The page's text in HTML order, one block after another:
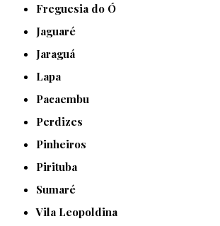
Freguesia do Ó
Jaguaré
Jaraguá
Lapa
Pacaembu
Perdizes
Pinheiros
Pirituba
Sumaré
Vila Leopoldina